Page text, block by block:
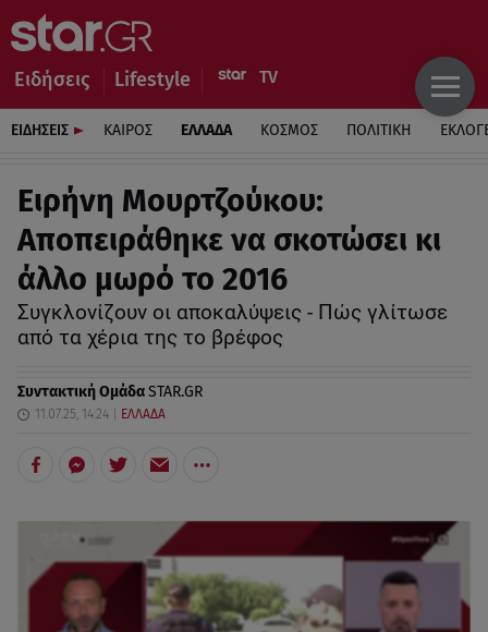
Ειδήσεις Lifestyle
ΕΙΔΗΣΕΙΣ ΚΑΙΡΟΣ ΕΛΛΑΔΑ ΚΟΣΜΟΣ ΠΟΛΙΤΙΚΗ
Ειρήνη Μουρτζούκου:
Αποπειράθηκε να σκοτώσει κι
άλλο μωρό το 2016
Συγκλονίζουν οι αποκαλύψεις - Πώς γλίτωσε
από τα χέρια της το βρέφος
Συντακτική ΟμάδαSTAR.GR
11.07.25, 14:24 ΕΛΛΑΔΑ